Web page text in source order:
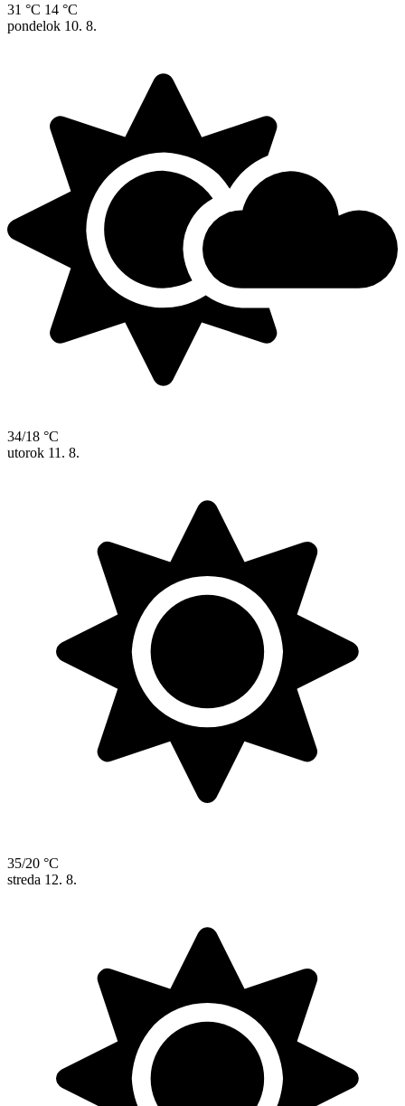
31 °C 14 °C
pondelok 10. 8.
34/18 °C
utorok 11. 8.
35/20 °C
streda 12. 8.